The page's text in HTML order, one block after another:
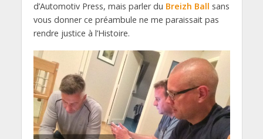
d’Automotiv Press, mais parler du Breizh Ball sans
vous donner ce préambule ne me paraissait pas
rendre justice à l’Histoire.